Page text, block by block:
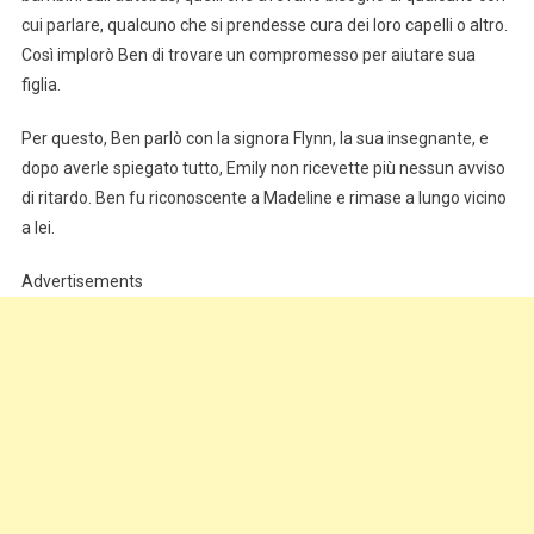
cui parlare, qualcuno che si prendesse cura dei loro capelli o altro.
Così implorò Ben di trovare un compromesso per aiutare sua
figlia.
Per questo, Ben parlò con la signora Flynn, la sua insegnante, e
dopo averle spiegato tutto, Emily non ricevette più nessun avviso
di ritardo. Ben fu riconoscente a Madeline e rimase a lungo vicino
a lei.
Advertisements